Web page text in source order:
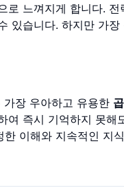
로 느껴지게 합니다.
있습니다. 하지만 가
장 우아하고 유용한
여 즉시 기억하지 못
이해와 지속적인 지